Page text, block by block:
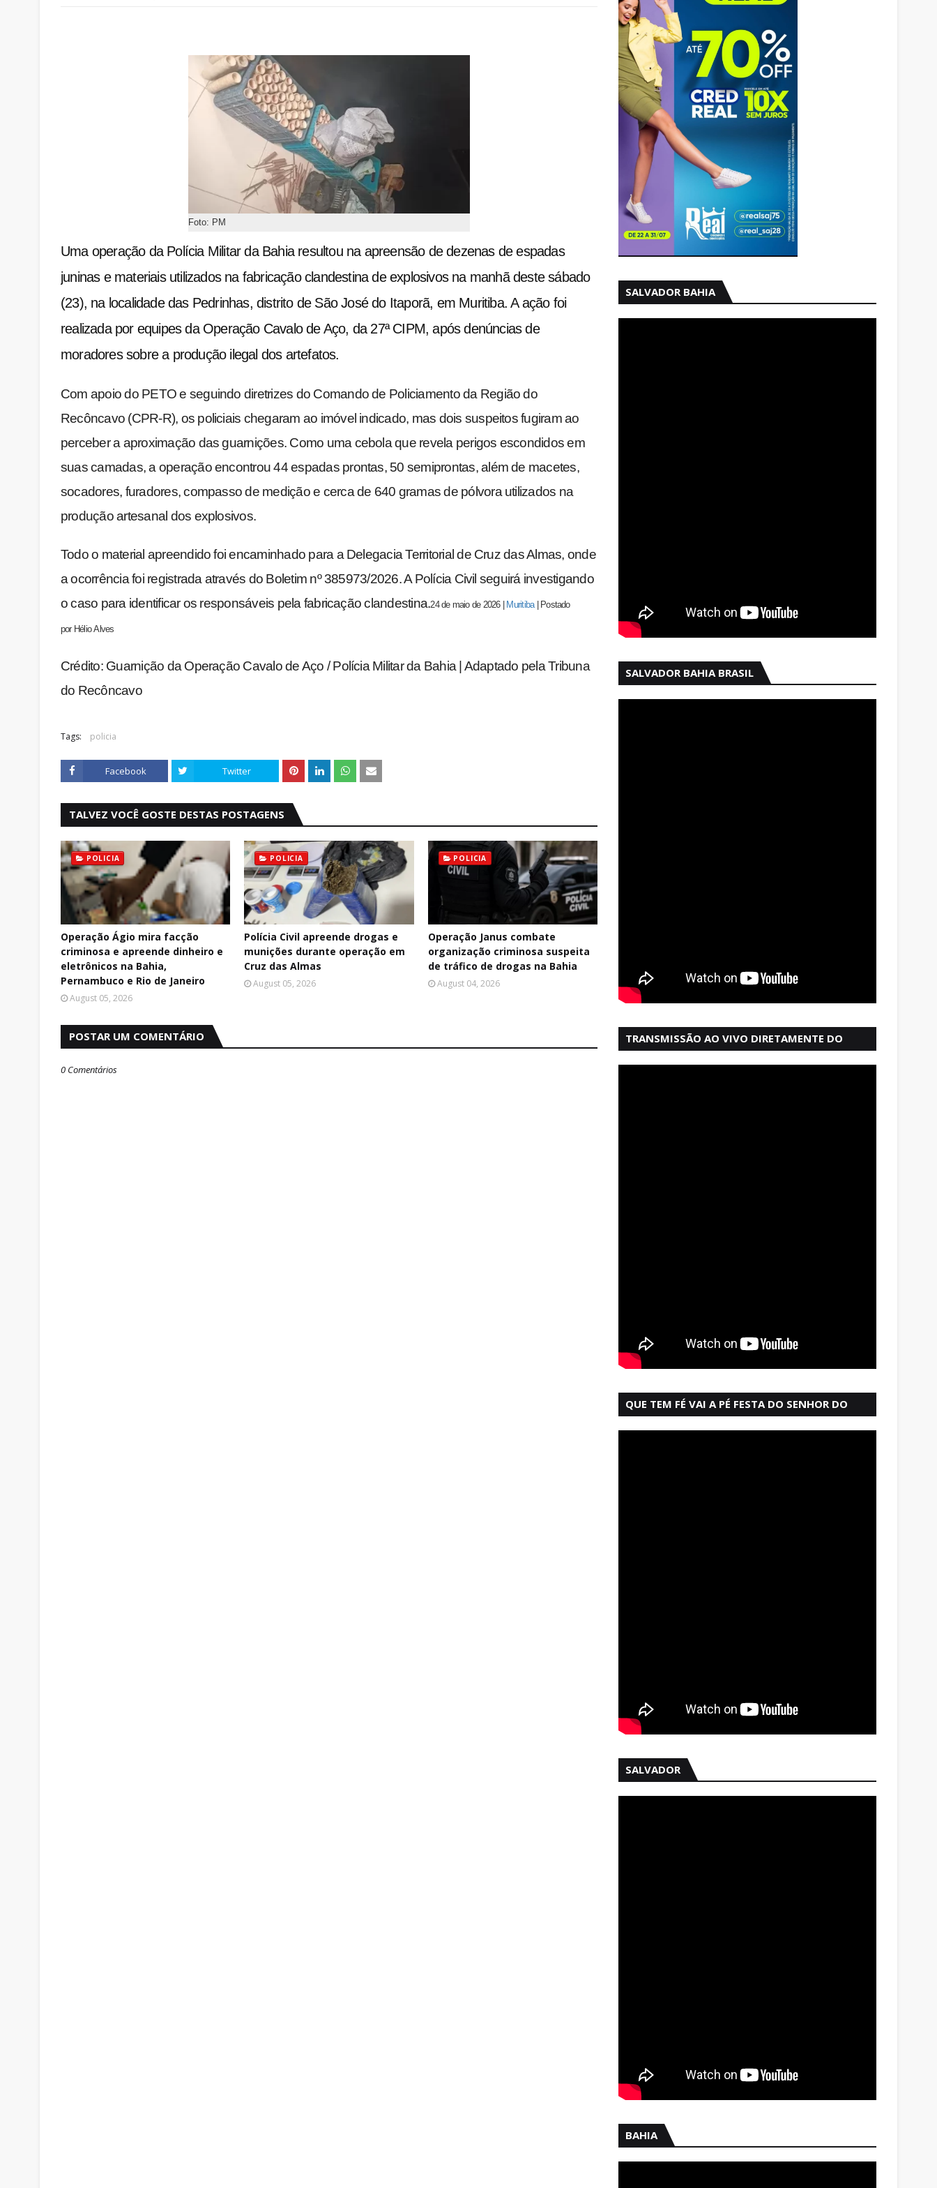
Foto: PM
Uma operação da Polícia Militar da Bahia resultou na apreensão de dezenas de espadas
juninas e materiais utilizados na fabricação clandestina de explosivos na manhã deste sábado
(23), na localidade das Pedrinhas, distrito de São José do Itaporã, em Muritiba. A ação foi
realizada por equipes da Operação Cavalo de Aço, da 27ª CIPM, após denúncias de
moradores sobre a produção ilegal dos artefatos.
Com apoio do PETO e seguindo diretrizes do Comando de Policiamento da Região do
Recôncavo (CPR-R), os policiais chegaram ao imóvel indicado, mas dois suspeitos fugiram ao
perceber a aproximação das guarnições. Como uma cebola que revela perigos escondidos em
suas camadas, a operação encontrou 44 espadas prontas, 50 semiprontas, além de macetes,
socadores, furadores, compasso de medição e cerca de 640 gramas de pólvora utilizados na
produção artesanal dos explosivos.
Todo o material apreendido foi encaminhado para a Delegacia Territorial de Cruz das Almas, onde
a ocorrência foi registrada através do Boletim nº 385973/2026. A Polícia Civil seguirá investigando
o caso para identificar os responsáveis pela fabricação clandestina.24 de maio de 2026| Muritiba| Postado
por Hélio Alves
Crédito: Guarnição da Operação Cavalo de Aço / Polícia Militar da Bahia | Adaptado pela Tribuna
do Recôncavo
Tags: policia
Facebook Twitter
TALVEZ VOCÊ GOSTE DESTAS POSTAGENS
POLICIA
Operação Ágio mira facção
criminosa e apreende dinheiro e
eletrônicos na Bahia,
Pernambuco e Rio de Janeiro
August 05, 2026
POLICIA
Polícia Civil apreende drogas e
munições durante operação em
Cruz das Almas
August 05, 2026
POLICIA
Operação Janus combate
organização criminosa suspeita
de tráfico de drogas na Bahia
August 04, 2026
POSTAR UM COMENTÁRIO
0 Comentários
SALVADOR BAHIA
SALVADOR BAHIA BRASIL
TRANSMISSÃO AO VIVO DIRETAMENTE DO
QUE TEM FÉ VAI A PÉ FESTA DO SENHOR DO
SALVADOR
BAHIA